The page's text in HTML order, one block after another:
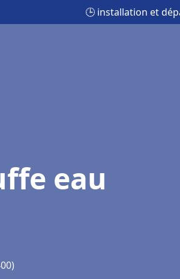
🕒 installation et
eau